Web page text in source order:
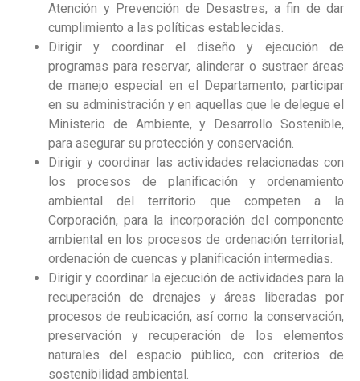
Atención y Prevención de Desastres, a fin de dar
cumplimiento a las políticas establecidas.
Dirigir y coordinar el diseño y ejecución de
programas para reservar, alinderar o sustraer áreas
de manejo especial en el Departamento; participar
en su administración y en aquellas que le delegue el
Ministerio de Ambiente, y Desarrollo Sostenible,
para asegurar su protección y conservación.
Dirigir y coordinar las actividades relacionadas con
los procesos de planificación y ordenamiento
ambiental del territorio que competen a la
Corporación, para la incorporación del componente
ambiental en los procesos de ordenación territorial,
ordenación de cuencas y planificación intermedias.
Dirigir y coordinar la ejecución de actividades para la
recuperación de drenajes y áreas liberadas por
procesos de reubicación, así como la conservación,
preservación y recuperación de los elementos
naturales del espacio público, con criterios de
sostenibilidad ambiental.